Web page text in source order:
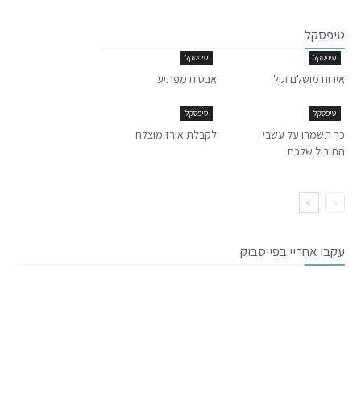
טיפסקל
טיפסקל
אירוח מושלם וקל
טיפסקל
אבטיח מפתיע
טיפסקל
כך תשמרו על עשבי
התיבול שלכם
טיפסקל
לקבלת אורז מוצלח
עקבו אחריי בפייסבוק